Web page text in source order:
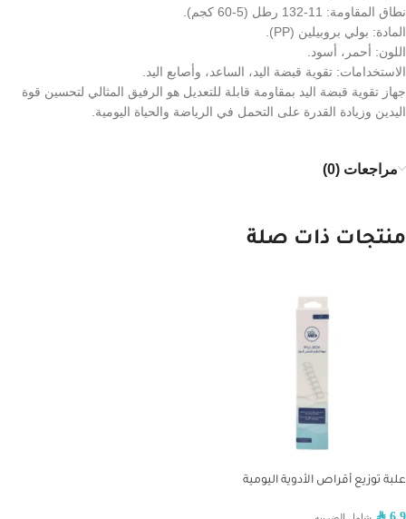
نطاق المقاومة: 11-132 رطل (5-60 كجم).
المادة: بولي بروبيلين (PP).
اللون: أحمر، أسود.
الاستخدامات: تقوية قبضة اليد، الساعد، وأصابع اليد.
جهاز تقوية قبضة اليد بمقاومة قابلة للتعديل هو الرفيق المثالي لتحسين قوة
اليدين وزيادة القدرة على التحمل في الرياضة والحياة اليومية.
مراجعات (0)
منتجات ذات صلة
علبة توزيع أقراص الأدوية اليومية